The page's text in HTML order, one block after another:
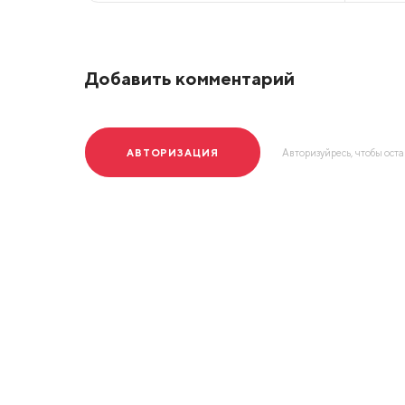
Добавить комментарий
АВТОРИЗАЦИЯ Авторизуйресь, чтобы